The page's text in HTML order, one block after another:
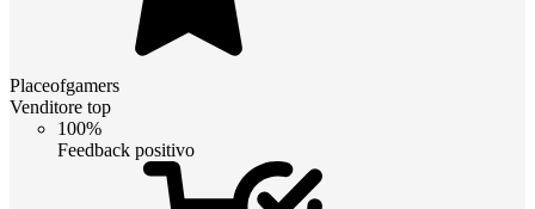
Placeofgamers
Venditore top
100%
Feedback positivo